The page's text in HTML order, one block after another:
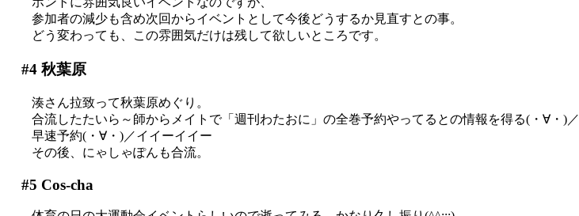
参加者の減少も含め次回からイベントとして今後どうするか見直すとの事。
どう変わっても、この雰囲気だけは残して欲しいところです。
#4秋葉原
湊さん拉致って秋葉原めぐり。
合流したたいら～師からメイトで「週刊わたおに」の全巻予約やってるとの情報を得る(・∀・)／
早速予約(・∀・)／イイーイイー
その後、にゃしゃぽんも合流。
#5 Cos-cha